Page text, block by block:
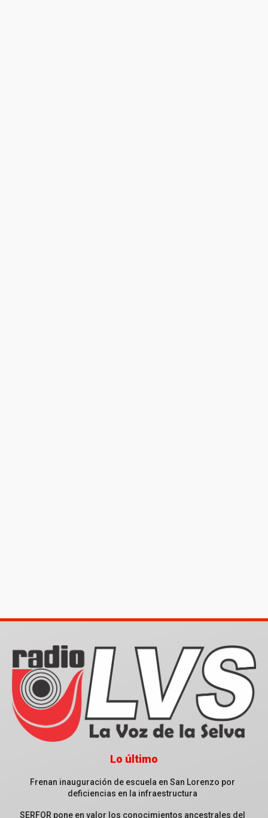
Lo último
Frenan inauguración de escuela en San Lorenzo por
deficiencias en la infraestructura
SERFOR pone en valor los conocimientos ancestrales del